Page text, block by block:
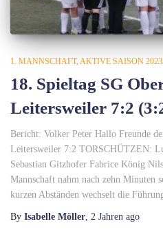
1. MANNSCHAFT AKTIVE SAISON
18. Spieltag SG
Leitersweiler 7:2
Bericht: Volker Peter Hallo Freunde
Leitersweiler 7:2 TORSCHÜTZEN:
Sebastian Gitzhofer Fabrice König
Mannschaft nahm nach zehn Minuten
kurzen Abständen wechselt die
By Isabelle Möller, 2 Jahren ago